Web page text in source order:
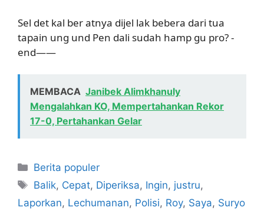
Sel det kal ber atnya dijel lak bebera dari tua
tapain ung und Pen dali sudah hamp gu pro? -
end——
MEMBACA Janibek Alimkhanuly
Mengalahkan KO, Mempertahankan Rekor
17-0, Pertahankan Gelar
Kategori
Berita populer
Tag
Balik, Cepat, Diperiksa, Ingin, justru,
Laporkan, Lechumanan, Polisi, Roy, Saya, Suryo